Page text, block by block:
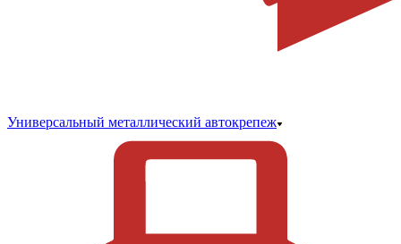
Универсальный металлический автокрепеж